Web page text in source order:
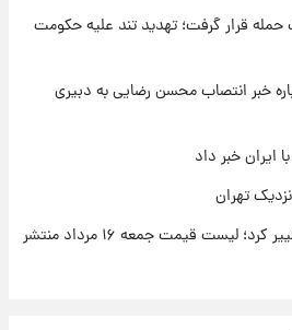
قرار گرفت؛ تهدید تند علیه حکومت
خبر انتصاب محسن رضایی به دبیری
ایران خبر داد
تهران
قیمت خودروهای سایپا تغییر کرد؛ لیست قیمت جمعه ۱۶ مرداد منتشر